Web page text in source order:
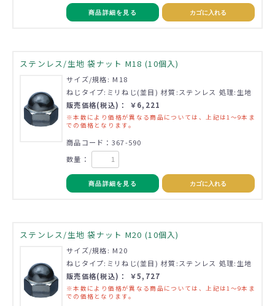
商品詳細を見る カゴに入れる
ステンレス/生地 袋ナット M18 (10個入)
サイズ/規格: M18
ねじタイプ:ミリねじ(並目) 材質:ステンレス 処理:生地
販売価格(税込)： ￥6,221
※本数により価格が異なる商品については、上記は1～9本ま
での価格となります。
商品コード：367-590
数量：
商品詳細を見る カゴに入れる
ステンレス/生地 袋ナット M20 (10個入)
サイズ/規格: M20
ねじタイプ:ミリねじ(並目) 材質:ステンレス 処理:生地
販売価格(税込)： ￥5,727
※本数により価格が異なる商品については、上記は1～9本ま
での価格となります。